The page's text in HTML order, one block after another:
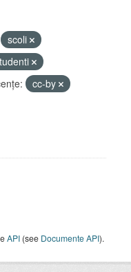
scoli
cc-by
API (see Documente API).